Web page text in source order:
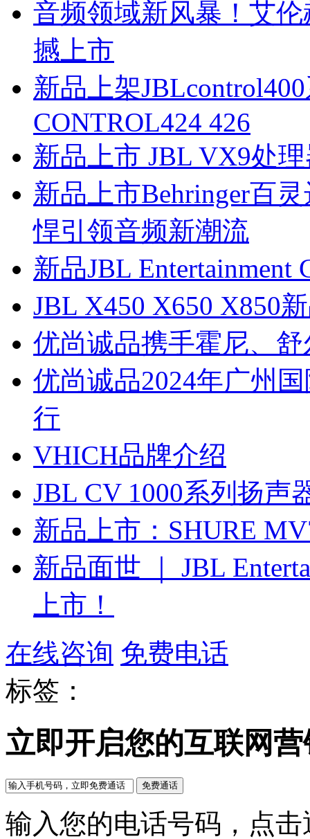
音频领域新风暴！艾
撼上市
新品上架
CONTROL424 426
新品上市 JBL VX9处
新品上市Behringer百
悍引领音频新潮流
新品JBL Entertainment
JBL X450 X650 X850
优尚诚品携手霍尼、
优尚诚品2024年广州
行
VHICH品牌介绍
JBL CV 1000系列扬声
新品上市：SHURE
新品面世 ｜ JBL
上市！
在线咨询 免费电话
标签：
立即开启您的互联网
输入您的电话号码，点